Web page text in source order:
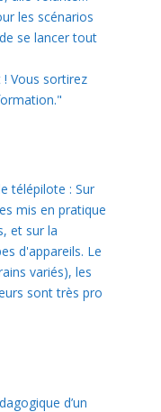
les scénarios
se lancer tout
Vous sortirez
télépilote : Sur
mis en pratique
et sur la
d'appareils. Le
variés), les
sont très pro
d’un